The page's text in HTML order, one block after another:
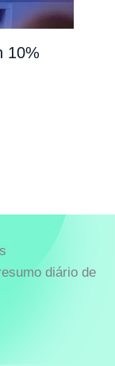
10%
diário de